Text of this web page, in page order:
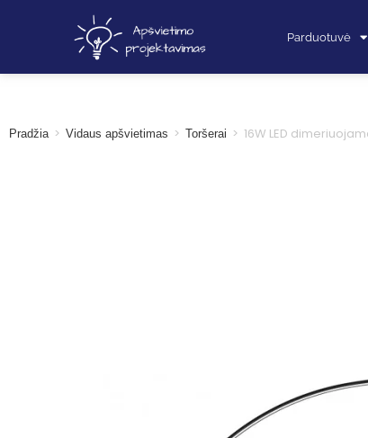
Parduotuvė
Pradžia > Vidaus apšvietimas > Toršerai > 16W LED